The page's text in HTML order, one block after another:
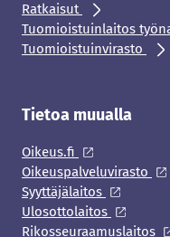
Ratkaisut
Tuomioistuinlaitos
Tuomioistuinvirasto
Tietoa muualla
Oikeus.fi
Oikeuspalveluvirasto
Syyttäjälaitos
Ulosottolaitos
Rikosseuraamuslaitos